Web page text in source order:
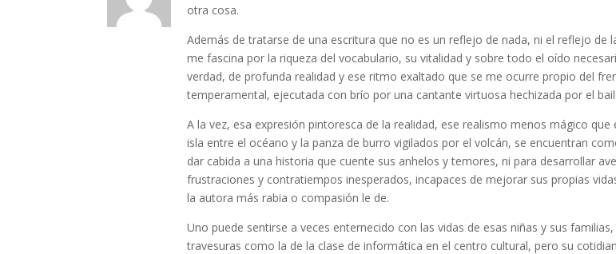
otra cosa.
Además de tratarse de una escritura que no es un reflejo de nada, ni el reflejo de
me fascina por la riqueza del vocabulario, su vitalidad y sobre todo el oído
verdad, de profunda realidad y ese ritmo exaltado que se me ocurre propio del
temperamental, ejecutada con brío por una cantante virtuosa hechizada por el
A la vez, esa expresión pintoresca de la realidad, ese realismo menos mágico
isla entre el océano y la panza de burro vigilados por el volcán, se encuentran
dar cabida a una historia que cuente sus anhelos y temores, ni para desarrollar
frustraciones y contratiempos inesperados, incapaces de mejorar sus propias
la autora más rabia o compasión le de.
Uno puede sentirse a veces enternecido con las vidas de esas niñas y sus
travesuras como la de la clase de informática en el centro cultural, pero su